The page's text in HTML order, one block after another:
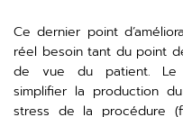
Ce dernier point
réel besoin tant du point
de vue du patient. Le
simplifier la production
stress de la procédure